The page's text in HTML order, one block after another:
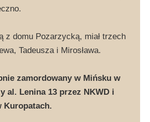
z domu Pozarzycką, miał trzech
Tadeusza i Mirosława.
zamordowany w Mińsku w
al. Lenina 13 przez NKWD i
Kuropatach.